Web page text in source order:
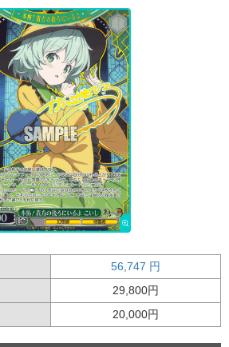
56,747 円
29,800円
20,000円